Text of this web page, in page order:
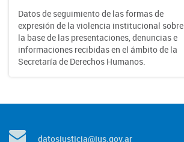
Datos de seguimiento de las formas de
expresión de la violencia institucional sobre
la base de las presentaciones, denuncias e
informaciones recibidas en el ámbito de la
Secretaría de Derechos Humanos.
datosjusticia@jus.gov.ar